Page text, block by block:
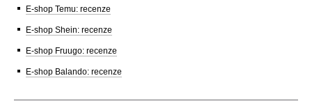
E-shop Temu: recenze
E-shop Shein: recenze
E-shop Fruugo: recenze
E-shop Balando: recenze